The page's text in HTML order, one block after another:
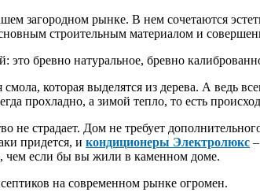
рынке. В нем сочетаются
строительным материалом и
бревно натуральное, бревно
которая выделятся из дерева. А ведь
прохладно, а зимой тепло, то есть
не страдает. Дом не требует
придется, и кондиционеры Электролюкс
чем если бы вы жили в каменном доме.
на современном рынке огромен.